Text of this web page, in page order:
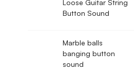
Loose Guitar String
Button Sound
Marble balls
banging button
sound